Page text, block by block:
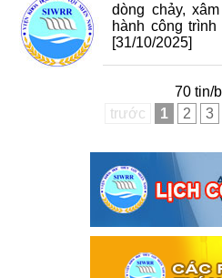
dòng chảy,
hành công
[31/10/2025]
70 tin/
trước
1 2 3